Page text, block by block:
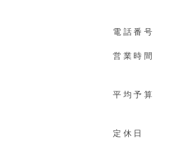
電話番号
営業時間
平均予算
定休日